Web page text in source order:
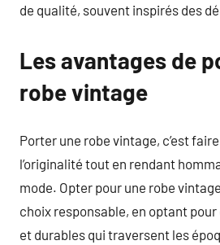
de qualité, souvent inspirés des
Les avantages de
robe vintage
Porter une robe vintage, c’est
l’originalité tout en rendant
mode. Opter pour une robe
choix responsable, en optant
et durables qui traversent les